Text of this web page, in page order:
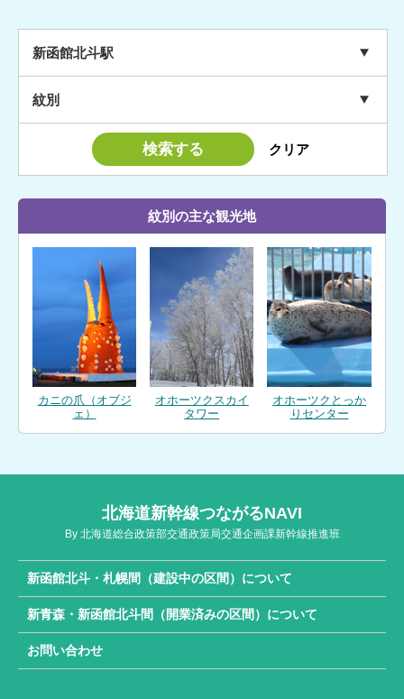
新函館北斗駅
紋別
紋別の主な観光地
カニの爪（オブジ
ェ）
オホーツクスカイ
タワー
オホーツクとっか
りセンター
北海道新幹線つながるNAVI
By 北海道総合政策部交通政策局交通企画課新幹線推進班
新函館北斗・札幌間（建設中の区間）について
新青森・新函館北斗間（開業済みの区間）について
お問い合わせ